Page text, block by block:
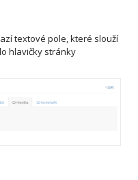
textové pole, které slouží
hlavičky stránky